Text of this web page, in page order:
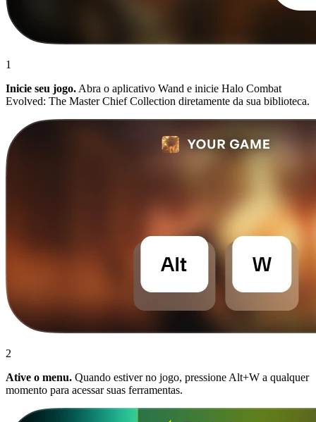
1
Inicie seu jogo. Abra o aplicativo Wand e inicie Halo Combat
Evolved: The Master Chief Collection diretamente da sua biblioteca.
2
Ative o menu. Quando estiver no jogo, pressione Alt+W a qualquer
momento para acessar suas ferramentas.